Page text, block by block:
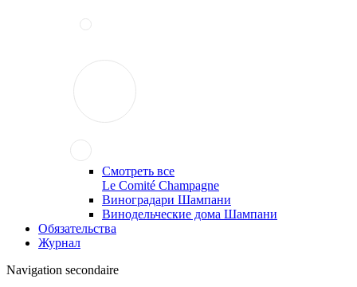
Смотреть все
Le Comité Champagne
Виноградари Шампани
Винодельческие дома Шампани
Обязательства
Журнал
Navigation secondaire